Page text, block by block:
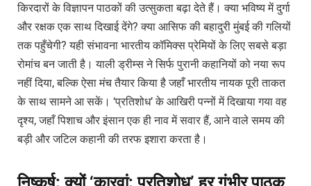
किरदारों के विज्ञापन पाठकों की उत्सुकता बढ़ा देते हैं। क्या भविष्य में दुर्गा
और रक्षक एक साथ दिखाई देंगे? क्या आसिफ की बहादुरी मुंबई की गलियों
तक पहुँचेगी? यही संभावना भारतीय कॉमिक्स प्रेमियों के लिए सबसे बड़ा
रोमांच बन जाती है। याली ड्रीम्स ने सिर्फ पुरानी कहानियों को नया रूप
नहीं दिया, बल्कि ऐसा मंच तैयार किया है जहाँ भारतीय नायक पूरी ताकत
के साथ सामने आ सकें। ‘प्रतिशोध’ के आखिरी पन्नों में दिखाया गया वह
दृश्य, जहाँ पिशाच और इंसान एक ही नाव में सवार हैं, आने वाले समय की
बड़ी और जटिल कहानी की तरफ इशारा करता है।